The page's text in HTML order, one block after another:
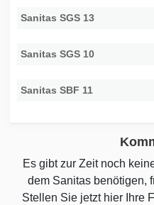
Sanitas SGS 13
Sanitas SGS 10
Sanitas SBF 11
Es gibt zur Zeit noch
dem Sanitas benötigen,
Stellen Sie jetzt hier Ihre